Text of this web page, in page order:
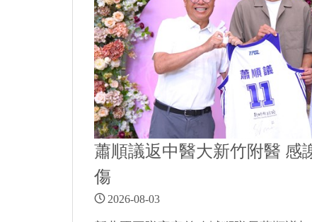
蕭順議返中醫大新竹附醫 感
傷
2026-08-03